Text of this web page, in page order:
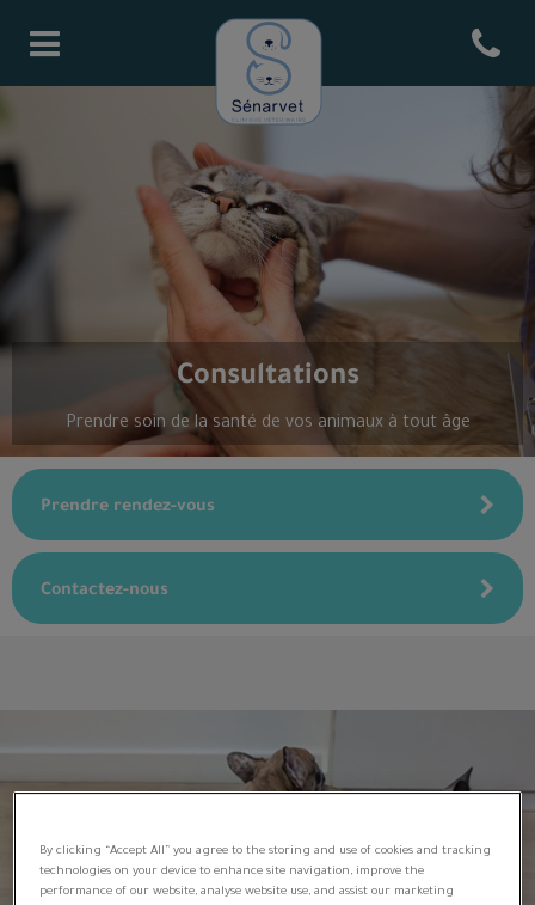
Page d'accueil de Senarvet
Open
Consultations
Prendre soin de la santé de vos animaux à tout âge
Prendre rendez-vous
Contactez-nous
By clicking “Accept All” you agree to the storing and use of cookies and tracking
technologies on your device to enhance site navigation, improve the
performance of our website, analyse website use, and assist our marketing